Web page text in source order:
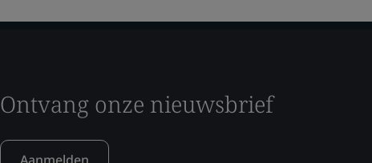
Ontvang onze nieuwsbrief